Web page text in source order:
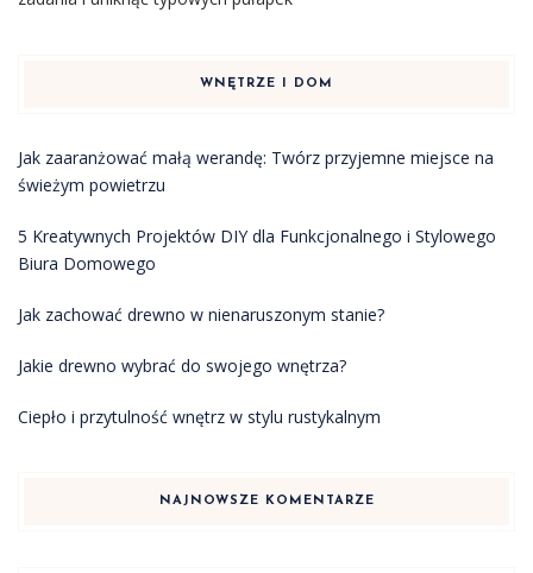
WNĘTRZE I DOM
Jak zaaranżować małą werandę: Twórz przyjemne miejsce na
świeżym powietrzu
5 Kreatywnych Projektów DIY dla Funkcjonalnego i Stylowego
Biura Domowego
Jak zachować drewno w nienaruszonym stanie?
Jakie drewno wybrać do swojego wnętrza?
Ciepło i przytulność wnętrz w stylu rustykalnym
NAJNOWSZE KOMENTARZE